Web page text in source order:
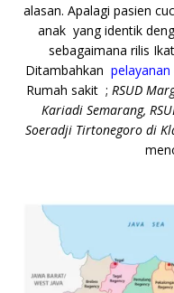
alasan. Apalagi pasien
anak yang identik
sebagaimana rilis
Ditambahkan
Rumah sakit ; RSUD
Kariadi Semarang,
Soeradji Tirtonegoro di